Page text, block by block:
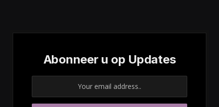
Abonneer u op Updates